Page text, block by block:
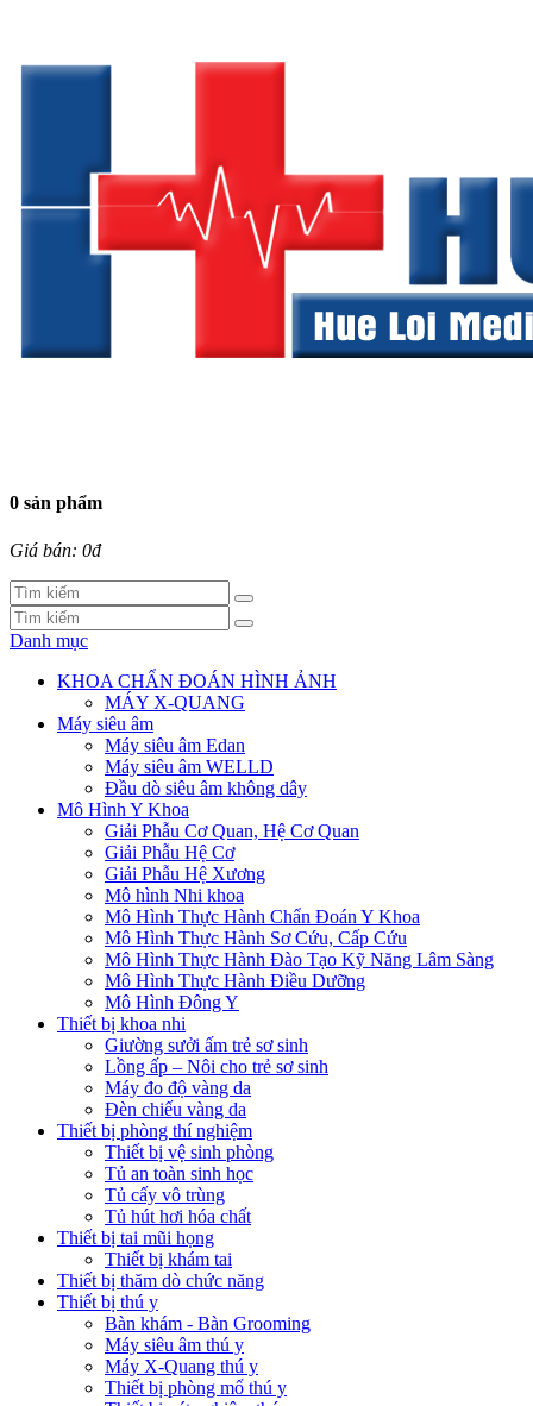
0 sản phẩm
Giá bán: 0đ
Danh mục
KHOA CHẨN ĐOÁN HÌNH ẢNH
MÁY X-QUANG
Máy siêu âm
Máy siêu âm Edan
Máy siêu âm WELLD
Đầu dò siêu âm không dây
Mô Hình Y Khoa
Giải Phẫu Cơ Quan, Hệ Cơ Quan
Giải Phẫu Hệ Cơ
Giải Phẫu Hệ Xương
Mô hình Nhi khoa
Mô Hình Thực Hành Chẩn Đoán Y Khoa
Mô Hình Thực Hành Sơ Cứu, Cấp Cứu
Mô Hình Thực Hành Đào Tạo Kỹ Năng Lâm Sàng
Mô Hình Thực Hành Điều Dưỡng
Mô Hình Đông Y
Thiết bị khoa nhi
Giường sưởi ấm trẻ sơ sinh
Lồng ấp – Nôi cho trẻ sơ sinh
Máy đo độ vàng da
Đèn chiếu vàng da
Thiết bị phòng thí nghiệm
Thiết bị vệ sinh phòng
Tủ an toàn sinh học
Tủ cấy vô trùng
Tủ hút hơi hóa chất
Thiết bị tai mũi họng
Thiết bị khám tai
Thiết bị thăm dò chức năng
Thiết bị thú y
Bàn khám - Bàn Grooming
Máy siêu âm thú y
Máy X-Quang thú y
Thiết bị phòng mổ thú y